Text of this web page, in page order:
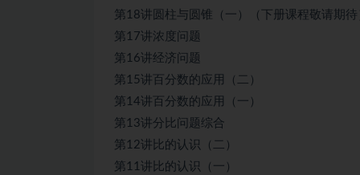
第18讲圆柱与圆锥（一）（下册课程敬请期待
第17讲浓度问题
第16讲经济问题
第15讲百分数的应用（二）
第14讲百分数的应用（一）
第13讲分比问题综合
第12讲比的认识（二）
第11讲比的认识（一）